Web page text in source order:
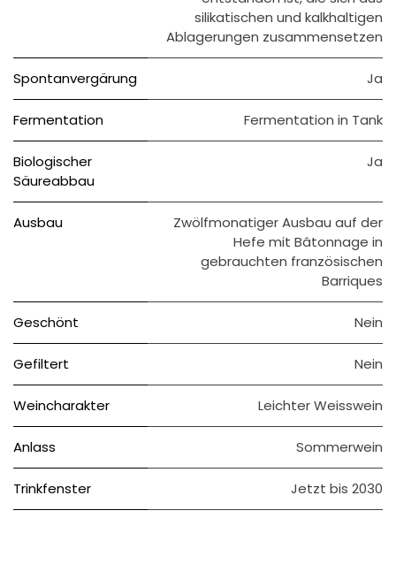
silikatischen und kalkhaltigen
Ablagerungen zusammensetzen
Spontanvergärung Ja
Fermentation Fermentation in Tank
Biologischer
Säureabbau
Ja
Ausbau
Zwölfmonatiger Ausbau auf der
Hefe mit Bâtonnage in
gebrauchten französischen
Barriques
Geschönt Nein
Gefiltert Nein
Weincharakter Leichter Weisswein
Anlass Sommerwein
Trinkfenster Jetzt bis 2030